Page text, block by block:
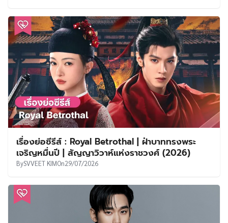
เรื่องย่อซีรีส์ : Royal Betrothal | ฝ่าบาททรงพระ
เจริญหมื่นปี | สัญญาวิวาห์แห่งราชวงศ์ (2026)
BySVVEET KIMOn29/07/2026